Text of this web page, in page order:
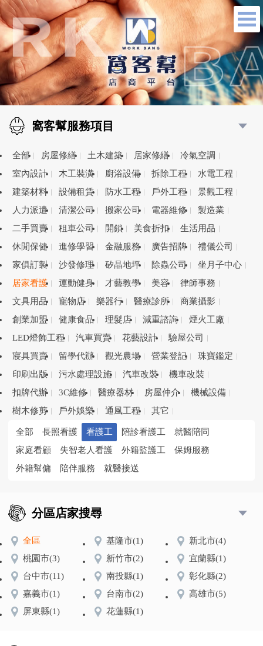
窩客幫服務項目
全部 房屋修繕 土木建築 居家修繕
冷氣空調
室內設計
木工裝潢 廚浴設備 拆除工程
水電工程
建築材料
設備租賃 防水工程 戶外工程
景觀工程
人力派遣
清潔公司 搬家公司 電器維修
製造業
二手買賣
租車公司 開鎖 美食折扣
生活用品
休閒保健
進修學習 金融服務 廣告招牌
禮儀公司
家俱訂製
沙發修理 矽晶地坪 除蟲公司
坐月子中心
居家看護
運動健身 才藝教學 美容
律師事務
文具用品
寵物店 樂器行 醫療診所
商業攝影
創業加盟
健康食品 理髮店 減重諮詢
煙火工廠
LED燈飾工程
汽車買賣 花藝設計
驗屋公司
寢具買賣
留學代辦 觀光農場 營業登記
珠寶鑑定
印刷出版
污水處理設施 汽車改裝
機車改裝
扣牌代辦
3C維修 醫療器材 房屋仲介
機械設備
樹木修剪
戶外娛樂 通風工程 其它
全部 長照看護 看護工 陪診看護工
就醫陪同
家庭看顧
失智老人看護 外籍監護工
保姆服務
外籍幫傭
陪伴服務 就醫接送
分區店家搜尋
全區 基隆市(1) 新北市(4)
桃園市(3) 新竹市(2) 宜蘭縣(1)
台中市(11) 南投縣(1) 彰化縣(2)
嘉義市(1) 台南市(2) 高雄市(5)
屏東縣(1) 花蓮縣(1)